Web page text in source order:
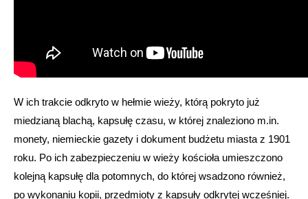
W ich trakcie odkryto w hełmie wieży, którą pokryto już
miedzianą blachą, kapsułę czasu, w której znaleziono m.in.
monety, niemieckie gazety i dokument budżetu miasta z 1901
roku. Po ich zabezpieczeniu w wieży kościoła umieszczono
kolejną kapsułę dla potomnych, do której wsadzono również,
po wykonaniu kopii, przedmioty z kapsuły odkrytej wcześniej.